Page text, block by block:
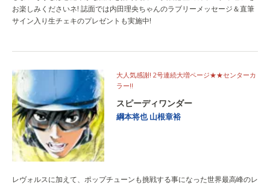
お楽しみくださいネ! 誌面では内田理央ちゃんのラブリーメッセージ＆直筆
サイン入り生チェキのプレゼントも実施中!
大人気感謝! 2号連続大増ページ★★センターカ
ラー!!
スピーディワンダー
綱本将也 山根章裕
レヴォルスに加えて、ポップチューンも挑戦する事になった世界最高峰のレ